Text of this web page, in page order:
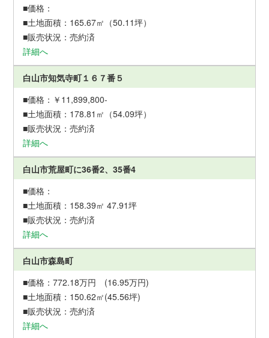
165.67㎡（50.11坪）
売約済
詳細へ
白山市知気寺町１６７番５
￥11,899,800-
178.81㎡（54.09坪）
売約済
詳細へ
白山市荒屋町に36番2、35番4
158.39㎡ 47.91坪
売約済
詳細へ
白山市森島町
772.18万円 (16.95万円)
150.62㎡(45.56坪)
売約済
詳細へ